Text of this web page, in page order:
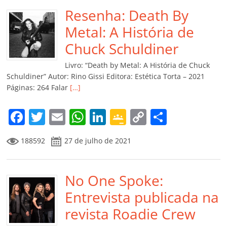
b
o
o
k
A
p
p
dI
n
e
Cl
a
ss
ro
m
Li
n
k
ar
til
h
ar
Resenha: Death By
Metal: A História de
Chuck Schuldiner
Livro: “Death by Metal: A História de Chuck
Schuldiner” Autor: Rino Gissi Editora: Estética Torta – 2021
Páginas: 264 Falar […]
F
a
c
e
b
o
o
T
w
itt
er
E
m
ai
l
W
h
at
s
A
p
p
Li
n
k
e
dI
n
G
o
o
gl
e
Cl
a
C
y
Li
n
k
p
til
h
188592 27 de julho de 2021
No One Spoke:
Entrevista publicada na
revista Roadie Crew